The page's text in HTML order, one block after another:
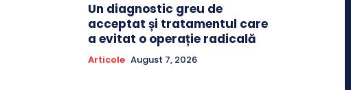
Un diagnostic greu de
acceptat și tratamentul care
a evitat o operație radicală
Articole August 7, 2026